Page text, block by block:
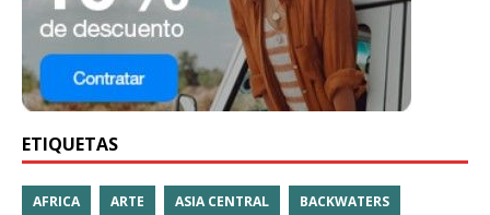
ETIQUETAS
AFRICA ARTE ASIA CENTRAL BACKWATERS